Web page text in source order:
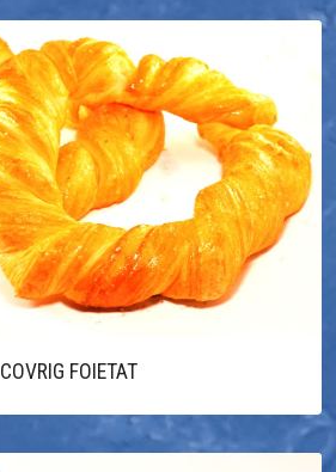
COVRIG FOIETAT